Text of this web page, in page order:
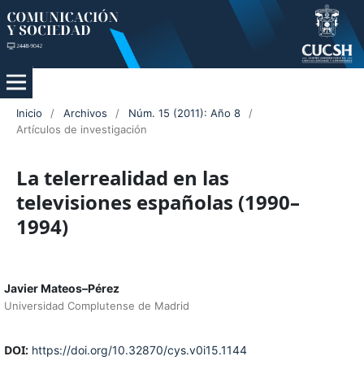
Inicio / Archivos / Núm. 15 (2011): Año 8
/
Artículos de investigación
La telerrealidad en las
televisiones españolas (1990–
1994)
Javier Mateos–Pérez
Universidad Complutense de Madrid
DOI: https://doi.org/10.32870/cys.v0i15.1144